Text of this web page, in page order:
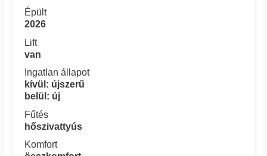
Épült
2026
Lift
van
Ingatlan állapot
kívül: újszerű
belül: új
Fűtés
hőszivattyús
Komfort